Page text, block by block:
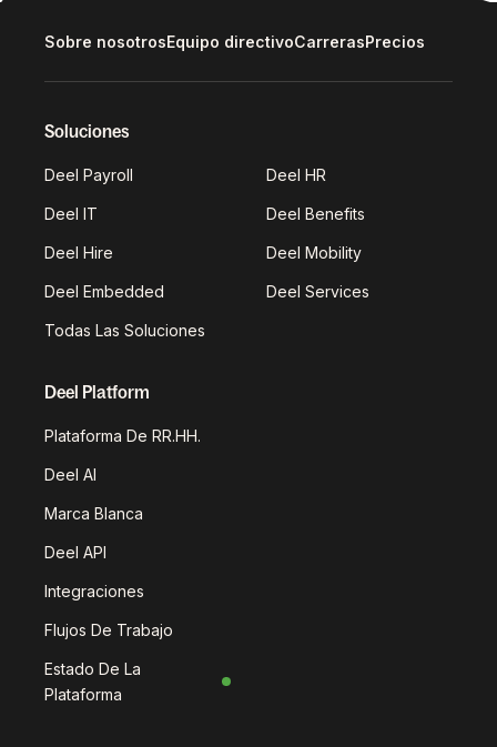
Sobre nosotrosEquipo directivoCarrerasPrecios
Soluciones
Deel Payroll Deel HR
Deel IT Deel Benefits
Deel Hire Deel Mobility
Deel Embedded Deel Services
Todas Las Soluciones
Deel Platform
Plataforma De RR.HH.
Deel AI
Marca Blanca
Deel API
Integraciones
Flujos De Trabajo
Estado De La
Plataforma